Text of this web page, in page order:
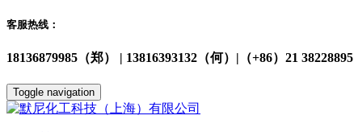
客服热线：
18136879985（郑） | 13816393132（何）|（+86）21 38228895
Toggle navigation